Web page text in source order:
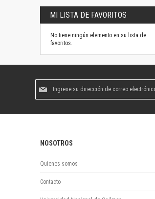
MI LISTA DE FAVORITOS
No tiene ningún elemento en su lista de
favoritos.
boletín
NOSOTROS
Quienes somos
Contacto